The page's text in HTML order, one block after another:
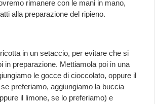
rimanere con le mani in mano,
alla preparazione del ripieno.
in un setaccio, per evitare che si
in preparazione. Mettiamola poi in una
le gocce di cioccolato, oppure il
preferiamo, aggiungiamo la buccia
il limone, se lo preferiamo) e